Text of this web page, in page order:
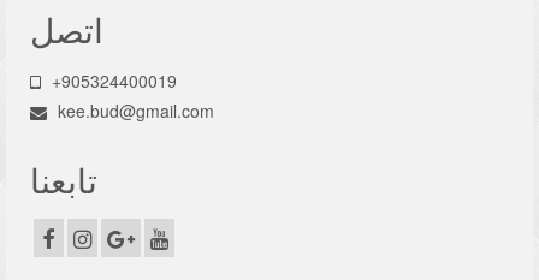
اتصل
+905324400019
kee.bud@gmail.com
تابعنا